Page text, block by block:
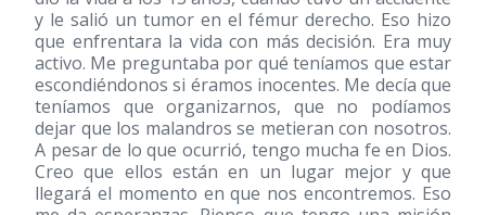
y le salió un tumor en el fémur derecho. Eso hizo
que enfrentara la vida con más decisión. Era muy
activo. Me preguntaba por qué teníamos que estar
escondiéndonos si éramos inocentes. Me decía que
teníamos que organizarnos, que no podíamos
dejar que los malandros se metieran con nosotros.
A pesar de lo que ocurrió, tengo mucha fe en Dios.
Creo que ellos están en un lugar mejor y que
llegará el momento en que nos encontremos. Eso